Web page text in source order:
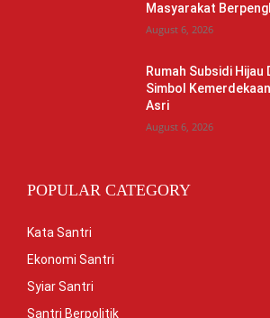
Masyarakat
August 6, 2026
Rumah Subsidi
Simbol
Asri
August 6, 2026
POPULAR CATEGORY
Kata Santri
Ekonomi Santri
Syiar Santri
Santri Berpolitik